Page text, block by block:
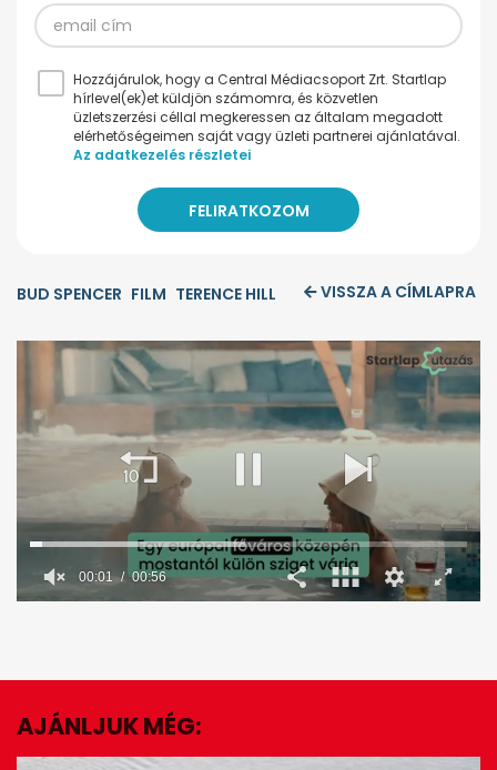
Hozzájárulok, hogy a Central Médiacsoport Zrt. Startlap
hírlevel(ek)et küldjön számomra, és közvetlen
üzletszerzési céllal megkeressen az általam megadott
elérhetőségeimen saját vagy üzleti partnerei ajánlatával.
Az adatkezelés részletei
BUD SPENCER FILM TERENCE HILL VISSZA A CÍMLAPRA
seconds
00:02 00:56
EZ IS ÉRDEKELHET
AJÁNLJUK MÉG: